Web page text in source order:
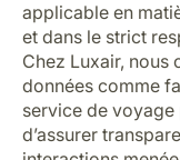
applicable en
et dans le strict
Chez Luxair, nous
données comme
service de
d’assurer